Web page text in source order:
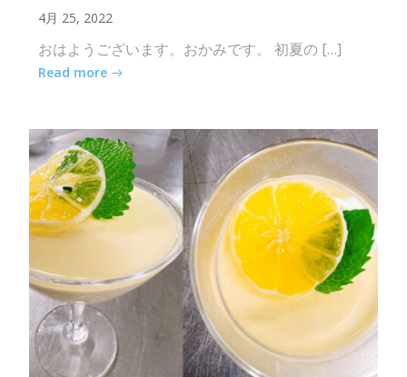
4月 25, 2022
おはようございます。おかみです。 初夏の […]
Read more